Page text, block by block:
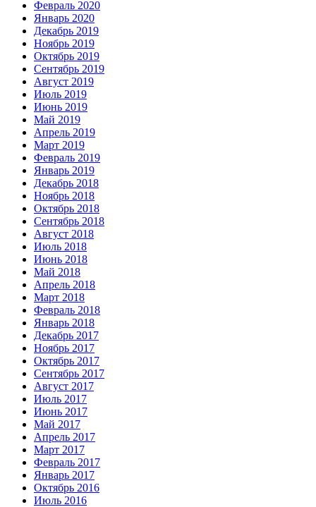
Февраль 2020
Январь 2020
Декабрь 2019
Ноябрь 2019
Октябрь 2019
Сентябрь 2019
Август 2019
Июль 2019
Июнь 2019
Май 2019
Апрель 2019
Март 2019
Февраль 2019
Январь 2019
Декабрь 2018
Ноябрь 2018
Октябрь 2018
Сентябрь 2018
Август 2018
Июль 2018
Июнь 2018
Май 2018
Апрель 2018
Март 2018
Февраль 2018
Январь 2018
Декабрь 2017
Ноябрь 2017
Октябрь 2017
Сентябрь 2017
Август 2017
Июль 2017
Июнь 2017
Май 2017
Апрель 2017
Март 2017
Февраль 2017
Январь 2017
Октябрь 2016
Июль 2016